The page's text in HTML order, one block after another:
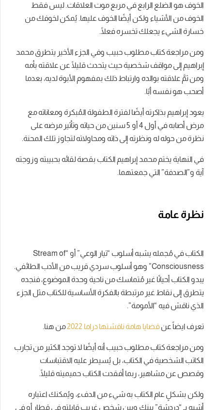
الخوف هو الضلع الرابع في مربع موت العلاقات. ليس فقط
الخوف من الأشياء ولكن أيضًا الخوف عليها. يُمكن لخوفك من
خسارة الشيء يجعلك تخسره فعلًا.
ومن مراجعة كتاب مطلوب حبيب وفي الجزء الأخير يتطرق محمد
إبراهيم إلى مواقف شخصية حيث يتحدث قليلًا عن علاقته بأمه
ومن ثمَّ علاقته بوالده وارتباط ذلك بمفهوم الأبوة لديه، بعدما
أصحب هو نفسه أبًا.
يعود إبراهيم بذاكرته أيضًا لفترة الطفولة المُبكرة ومعاناته مع
مرض أصابه في أول 4 أو 5 سنين من حياته وتأثير مرضه على
نظرة من حوله له ونظرته إلى ذاته ومحاولاته لتجاوز تلك المحنة.
في النهاية يختم محمد إبراهيم الكتاب بقصة لقائه بحبيبته وزوجته
آية و”الصدفة” التي جمعتهما.
نظرة عامة
الكتاب في مُجمله يشبه أسلوب “تيار الوعي” أو “Stream of
Consciousness” وهو أسلوب سردي قريب من الأدب الطائفي.
يبدو الكتاب أحيانًا غير مُتماسك من ناحية وحدة الموضوع، فنجده
يتطرق إلى نقاط غير مرتبطة بالفكرة الأساسية للكتاب مثل الجزء
الذي ناقش فيه “الأمومة”.
تعرف ايضاً عنقضايا هامة ناقشتها دراما 2022 من هنا.
ومن مراجعة كتاب مطلوب حبيب أنه أيضًا لا توجد الكثير من تجارب
الكاتب الشخصية في الكتاب، بل يُسيطر عليه الاقتباسات
وقصص عن مشاهير، ربما أفقدت الكتاب حميميته قليلًا.
ولكن بشكلٍ عام الكتاب به شيء من الدفء، ويُمكنك اعتباره
أشبه بـ “دردشة” بينك وبين شخص غريب قابلته في قطار أو في